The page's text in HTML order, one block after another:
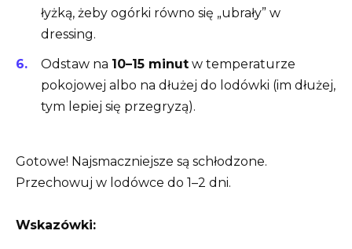
łyżką, żeby ogórki równo się „ubrały” w
dressing.
Odstaw na 10–15 minut w temperaturze
pokojowej albo na dłużej do lodówki (im dłużej,
tym lepiej się przegryzą).
Gotowe! Najsmaczniejsze są schłodzone.
Przechowuj w lodówce do 1–2 dni.
Wskazówki: